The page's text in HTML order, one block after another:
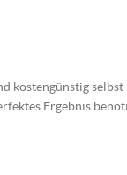
kostengünstig
Ergebnis